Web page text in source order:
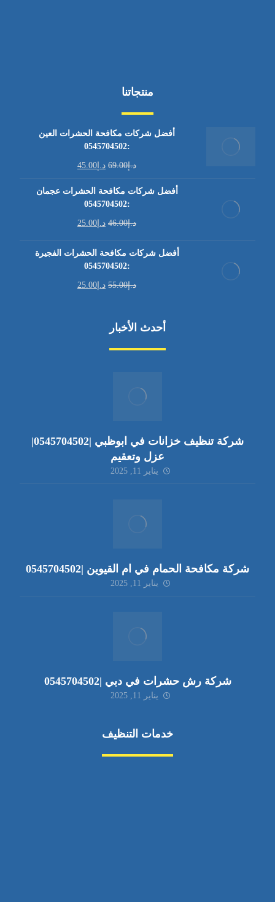
منتجاتنا
أفضل شركات مكافحة الحشرات العين
:0545704502
د.إ69.00 د.إ 45.00
أفضل شركات مكافحة الحشرات عجمان
:0545704502
د.إ46.00 د.إ 25.00
أفضل شركات مكافحة الحشرات الفجيرة
:0545704502
د.إ55.00 د.إ 25.00
أحدث الأخبار
شركة تنظيف خزانات في ابوظبي |0545704502|
عزل وتعقيم
يناير 11, 2025
شركة مكافحة الحمام في ام القيوين |0545704502
يناير 11, 2025
شركة رش حشرات في دبي |0545704502
يناير 11, 2025
خدمات التنظيف